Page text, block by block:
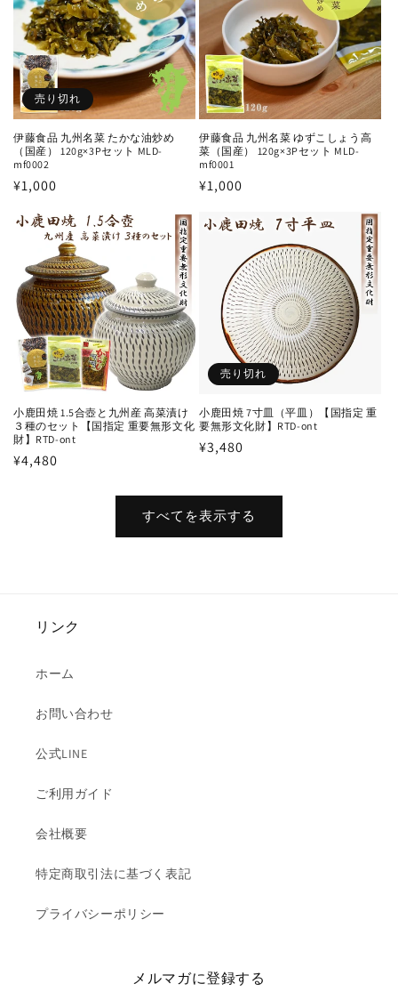
売り切れ
伊藤食品 九州名菜 たかな油炒め
（国産） 120g×3Pセット MLD-
mf0002
通
価
¥1,000
伊藤食品 九州名菜 ゆずこしょう高
菜（国産） 120g×3Pセット MLD-
mf0001
通
価
¥1,000
小鹿田焼 1.5合壺と九州産 高菜漬け
３種のセット【国指定 重要無形文化
財】RTD-ont
通
¥4,480
売り切れ
小鹿田焼 7寸皿（平皿）【国指定 重
要無形文化財】RTD-ont
通
格
¥3,480
すべてを表示する
リンク
ホーム
お問い合わせ
公式LINE
ご利用ガイド
会社概要
特定商取引法に基づく表記
プライバシーポリシー
メルマガに登録する